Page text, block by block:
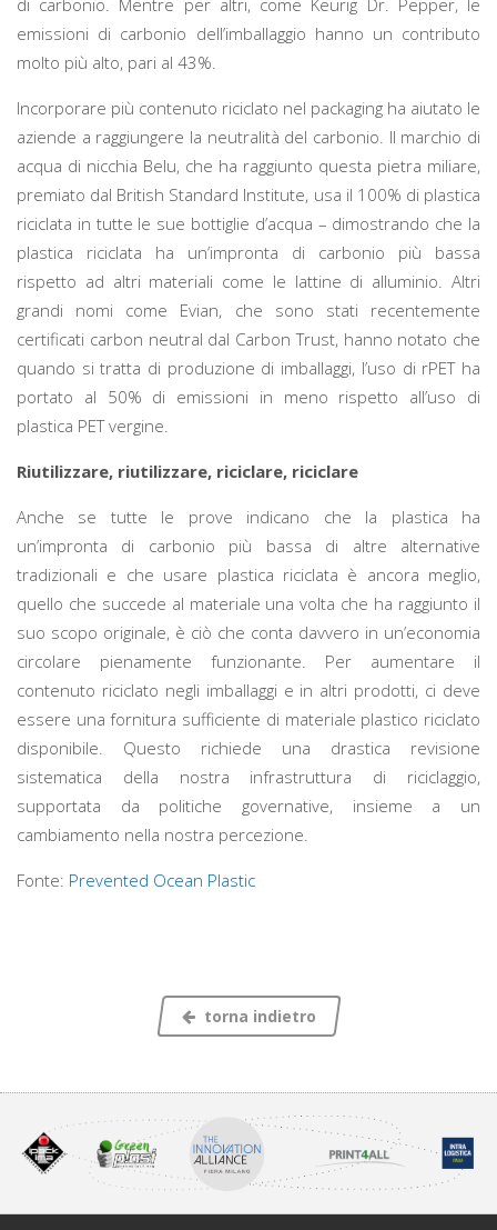
emissioni di carbonio dell’imballaggio hanno un contributo
molto più alto, pari al 43%.
Incorporare più contenuto riciclato nel packaging ha aiutato le
aziende a raggiungere la neutralità del carbonio. Il marchio di
acqua di nicchia Belu, che ha raggiunto questa pietra miliare,
premiato dal British Standard Institute, usa il 100% di plastica
riciclata in tutte le sue bottiglie d’acqua – dimostrando che la
plastica riciclata ha un’impronta di carbonio più bassa
rispetto ad altri materiali come le lattine di alluminio. Altri
grandi nomi come Evian, che sono stati recentemente
certificati carbon neutral dal Carbon Trust, hanno notato che
quando si tratta di produzione di imballaggi, l’uso di rPET ha
portato al 50% di emissioni in meno rispetto all’uso di
plastica PET vergine.
Riutilizzare, riutilizzare, riciclare, riciclare
Anche se tutte le prove indicano che la plastica ha
un’impronta di carbonio più bassa di altre alternative
tradizionali e che usare plastica riciclata è ancora meglio,
quello che succede al materiale una volta che ha raggiunto il
suo scopo originale, è ciò che conta davvero in un’economia
circolare pienamente funzionante. Per aumentare il
contenuto riciclato negli imballaggi e in altri prodotti, ci deve
essere una fornitura sufficiente di materiale plastico riciclato
disponibile. Questo richiede una drastica revisione
sistematica della nostra infrastruttura di riciclaggio,
supportata da politiche governative, insieme a un
cambiamento nella nostra percezione.
Fonte: Prevented Ocean Plastic
torna indietro